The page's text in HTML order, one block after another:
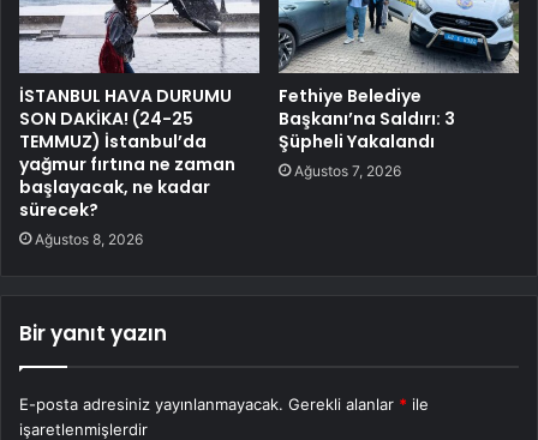
İSTANBUL HAVA DURUMU
SON DAKİKA! (24-25
TEMMUZ) İstanbul’da
yağmur fırtına ne zaman
başlayacak, ne kadar
sürecek?
Ağustos 8, 2026
Fethiye Belediye
Başkanı’na Saldırı: 3
Şüpheli Yakalandı
Ağustos 7, 2026
Bir yanıt yazın
E-posta adresiniz yayınlanmayacak. Gerekli alanlar * ile
işaretlenmişlerdir